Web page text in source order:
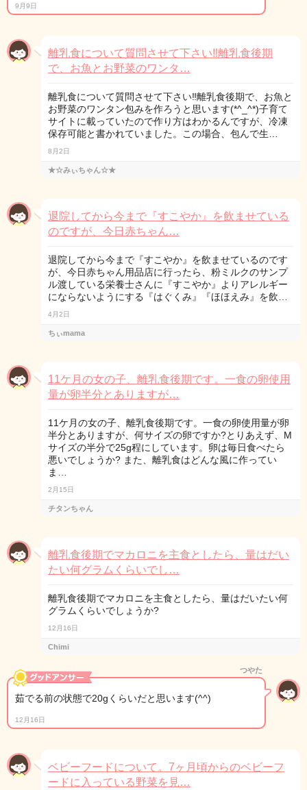
9月9日
離乳食について質問させて下さい‼︎離乳食後期
で、お魚とお野菜のワンタ…
離乳食について質問させて下さい‼︎離乳食後期で、お魚と
お野菜のワンタン包みを作ろうと思います(*^_^*)子育て
サイトに載っていたので作り方はわかるんですが、冷凍
保存可能と書かれていました。この場合、包んで生…
8月2日
★☆みぃちゃん☆★
退院してから今まで『すこやか』を飲ませている
のですが、今日赤ちゃん…
退院してから今まで『すこやか』を飲ませているのです
が、今日赤ちゃん用品店に行ったら、粉ミルクのサンプ
ル渡している栄養士さんに『すこやか』よりアレルギー
にならないようにする『はぐくみ』『ほほえみ』を飲…
4月2日
ちぃmama
11ケ月の女の子、離乳食後期です。一食の卵使用
量が卵半分とありますが…
11ケ月の女の子、離乳食後期です。一食の卵使用量が卵
半分とありますが、何サイズの卵ですか?とりあえず、M
サイズの半分で25g程にしています。卵は毎日食べたら
悪いでしょうか? また、離乳食はどんな風に作ってい
ま…
2月15日
チタンちゃん
離乳食後期でマカロニを主食としたら、量はだい
たい何グラムくらいでし…
離乳食後期でマカロニを主食としたら、量はだいたい何
グラムくらいでしょうか?
12月16日
Chimi
つやた
茹でる前の状態で20gくらいだと思います(^^)
12月16日
ベビーフードについて。7ヶ月頃からのベビーフ
ードに入っている野菜を見…